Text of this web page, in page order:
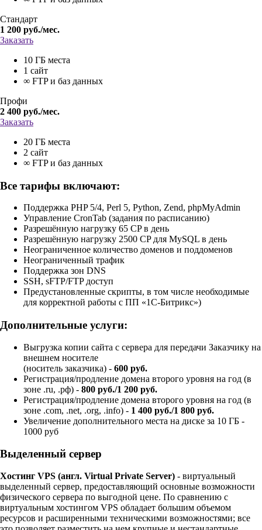
Стандарт
1 200 руб./мес.
Заказать
10 ГБ места
1 сайт
∞ FTP и баз данных
Профи
2 400 руб./мес.
Заказать
20 ГБ места
2 сайт
∞ FTP и баз данных
Все тарифы включают:
Поддержка PHP 5/4, Perl 5, Python, Zend, phpMyAdmin
Управление CronTab (задания по расписанию)
Разрешённую нагрузку 65 CP в день
Разрешённую нагрузку 2500 CP для MySQL в день
Неограниченное количество доменов и поддоменов
Неограниченный трафик
Поддержка зон DNS
SSH, sFTP/FTP доступ
Предустановленные скрипты, в том числе необходимые
для корректной работы с ПП «1С-Битрикс»)
Дополнительные услуги:
Выгрузка копии сайта с сервера для передачи Заказчику на
внешнем носителе
(носитель заказчика) - 600 руб.
Регистрация/продление домена второго уровня на год (в
зоне .ru, .рф) - 800 руб./1 200 руб.
Регистрация/продление домена второго уровня на год (в
зоне .com, .net, .org, .info) - 1 400 руб./1 800 руб.
Увеличение дополнительного места на диске за 10 ГБ -
1000 руб
Выделенный сервер
Хостинг VPS (англ. Virtual Private Server) - виртуальный
выделенный сервер, предоставляющий основные возможности
физического сервера по выгодной цене. По сравнению с
виртуальным хостингом VPS обладает большим объемом
ресурсов и расширенными техническими возможностями; все